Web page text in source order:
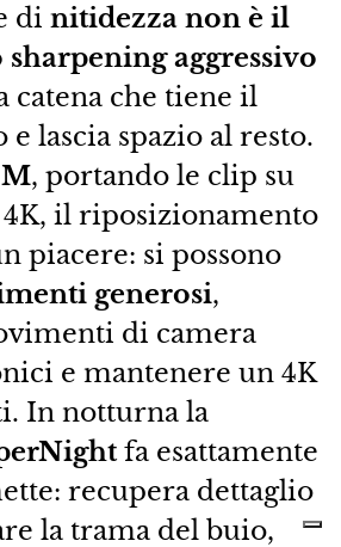
di nitidezza non è il
aggressivo
catena che tiene il
lascia spazio al resto.
, portando le clip su
il riposizionamento
piacere: si possono
generosi,
di camera
e mantenere un 4K
In notturna la
fa esattamente
recupera dettaglio
la trama del buio,